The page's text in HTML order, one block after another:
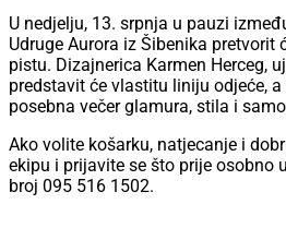
U nedjelju, 13. srpnja u pauzi
Udruge Aurora iz Šibenika pretvorit
pistu. Dizajnerica Karmen Herceg,
predstavit će vlastitu liniju odjeće,
posebna večer glamura, stila i
Ako volite košarku, natjecanje i
ekipu i prijavite se što prije osobno
broj 095 516 1502.